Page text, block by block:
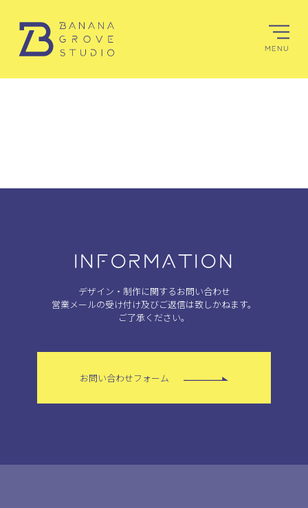
MENU
INFORMATION
デザイン・制作に関するお問い合わせ
営業メールの受け付け及びご返信は致しかねます。
ご了承ください。
お問い合わせフォーム